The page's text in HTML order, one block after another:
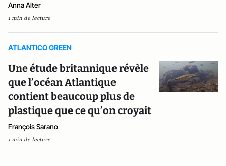
Anna Alter
1 min de lecture
ATLANTICO GREEN
Une étude britannique révèle
que l’océan Atlantique
contient beaucoup plus de
plastique que ce qu’on croyait
François Sarano
1 min de lecture